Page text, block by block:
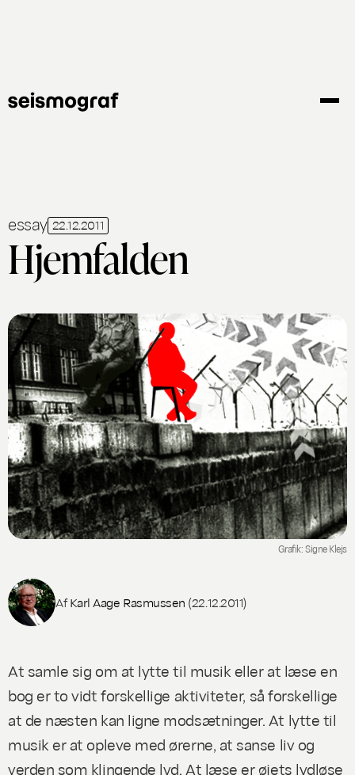
essay 22.12.2011
Hjemfalden
Grafik: Signe Klejs
AfKarl Aage Rasmussen (22.12.2011)
At samle sig om at lytte til musik eller at læse en
bog er to vidt forskellige aktiviteter, så forskellige
at de næsten kan ligne modsætninger. At lytte til
musik er at opleve med ørerne, at sanse liv og
verden som klingende lyd. At læse er øjets lydløse